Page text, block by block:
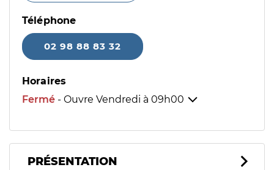
Téléphone
02 98 88 83 32
Horaires
Fermé - Ouvre Vendredi à 09h00
PRÉSENTATION